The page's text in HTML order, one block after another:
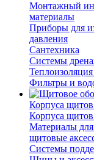
Монтажный
материалы
Приборы для
давления
Сантехника
Системы
Фильтры и
Корпуса
Корпуса
Материалы
щитовые
Системы